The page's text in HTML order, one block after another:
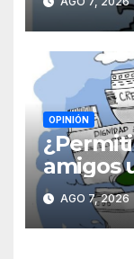
OPINIÓN
amigos
Cuba?
Blanch
AGO 7, 2026